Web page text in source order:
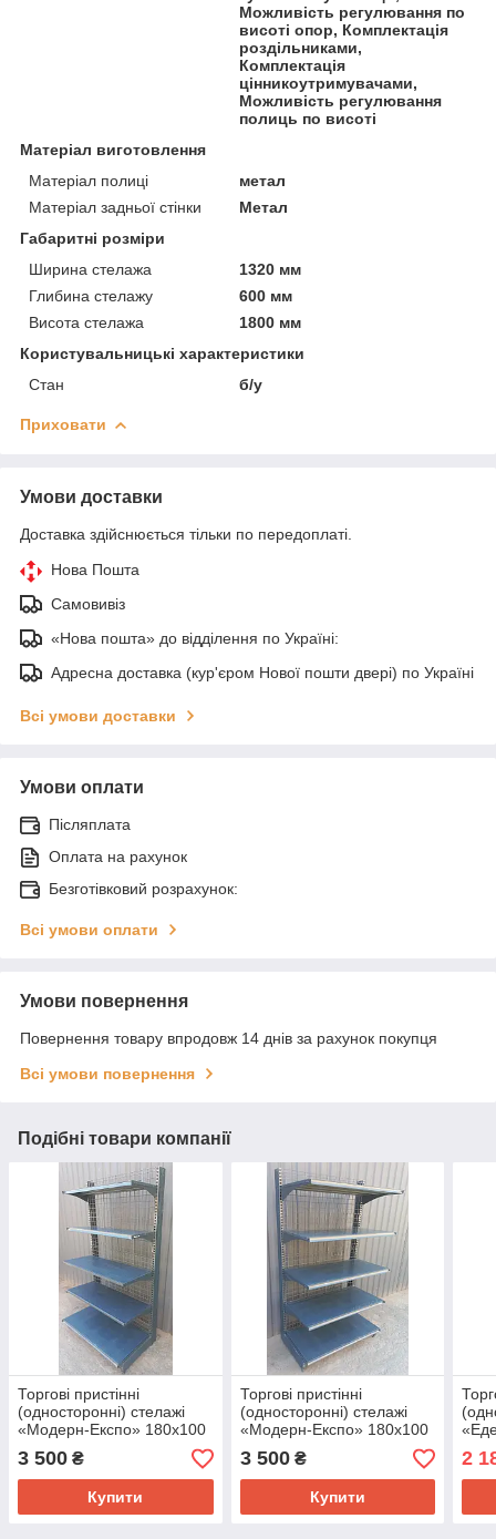
Можливість регулювання по
висоті опор, Комплектація
роздільниками,
Комплектація
цінникоутримувачами,
Можливість регулювання
полиць по висоті
Матеріал виготовлення
Матеріал полиці
метал
Матеріал задньої стінки
Метал
Габаритні розміри
Ширина стелажа
1320 мм
Глибина стелажу
600 мм
Висота стелажа
1800 мм
Користувальницькі характеристики
Стан
б/у
Приховати
Умови доставки
Доставка здійснюється тільки по передоплаті.
Нова Пошта
Самовивіз
«Нова пошта» до відділення по Україні:
Адресна доставка (кур'єром Нової пошти двері) по Україні
Всі умови доставки
Умови оплати
Післяплата
Оплата на рахунок
Безготівковий розрахунок:
Всі умови оплати
Умови повернення
Повернення товару впродовж 14 днів за рахунок покупця
Всі умови повернення
Подібні товари компанії
Торгові пристінні
(односторонні) стелажі
«Модерн-Експо» 180х100
см., чорний, Б/у
3 500 ₴
Купити
Торгові пристінні
(односторонні) стелажі
«Модерн-Експо» 180х100
см., чорний, Б/у
3 500₴
Купити
Б/у
2